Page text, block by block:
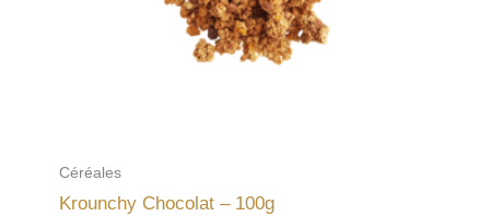
Céréales
Krounchy Chocolat – 100g